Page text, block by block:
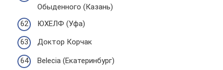
Обыденного (Казань)
ЮХЕЛФ (Уфа)
Доктор Корчак
Belecia (Екатеринбург)